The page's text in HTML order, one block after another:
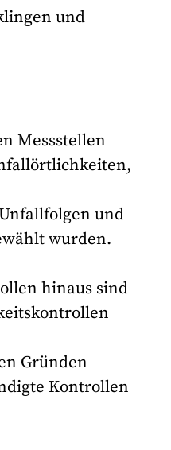
und
Messstellen
und
wurden.
hinaus sind
Gründen
Kontrollen